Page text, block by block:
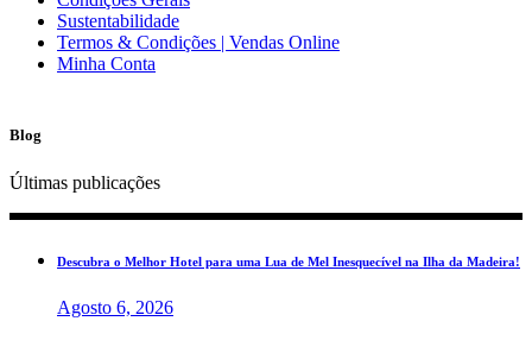
Sustentabilidade
Termos & Condições | Vendas Online
Minha Conta
Blog
Últimas publicações
Descubra o Melhor Hotel para uma Lua de Mel Inesquecível na Ilha da Madeira!
Agosto 6, 2026